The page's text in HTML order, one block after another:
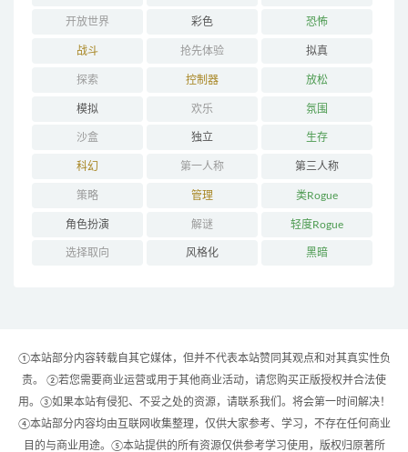
开放世界 彩色 恐怖
战斗 抢先体验 拟真
探索 控制器 放松
模拟 欢乐 氛围
沙盒 独立 生存
科幻 第一人称 第三人称
策略 管理 类Rogue
角色扮演 解谜 轻度Rogue
选择取向 风格化 黑暗
①本站部分内容转载自其它媒体，但并不代表本站赞同其观点和对其真实性负
责。 ②若您需要商业运营或用于其他商业活动，请您购买正版授权并合法使
用。③如果本站有侵犯、不妥之处的资源，请联系我们。将会第一时间解决！
④本站部分内容均由互联网收集整理，仅供大家参考、学习，不存在任何商业
目的与商业用途。⑤本站提供的所有资源仅供参考学习使用，版权归原著所